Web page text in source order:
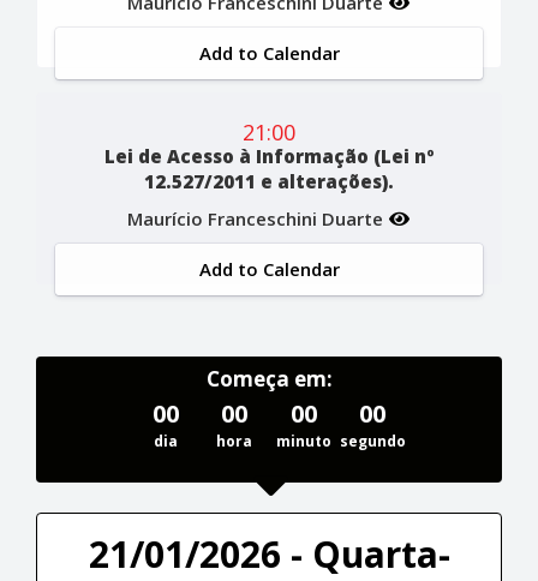
Add to Calendar
21:00
Lei de Acesso à Informação (Lei nº
12.527/2011 e alterações).
Maurício Franceschini Duarte
Add to Calendar
Começa em:
00
dia
00
hora
00
minuto
00
segundo
21/01/2026 - Quarta-